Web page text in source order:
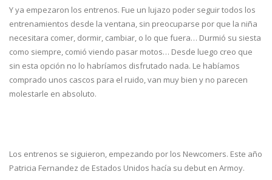
Y ya empezaron los entrenos. Fue un lujazo poder seguir todos los
entrenamientos desde la ventana, sin preocuparse por que la niña
necesitara comer, dormir, cambiar, o lo que fuera… Durmió su siesta
como siempre, comió viendo pasar motos… Desde luego creo que
sin esta opción no lo habríamos disfrutado nada. Le habíamos
comprado unos cascos para el ruido, van muy bien y no parecen
molestarle en absoluto.
Los entrenos se siguieron, empezando por los Newcomers. Este año
Patricia Fernandez de Estados Unidos hacía su debut en Armoy.